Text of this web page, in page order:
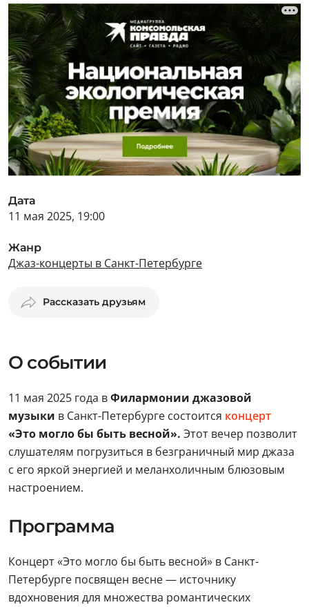
Дата
11 мая 2025, 19:00
Жанр
Джаз-концерты в Санкт-Петербурге
Рассказать друзьям
О событии
11 мая 2025 года вФилармонии джазовой
музыки в Санкт-Петербурге состоится концерт
«Это могло бы быть весной». Этот вечер позволит
слушателям погрузиться в безграничный мир джаза
с его яркой энергией и меланхоличным блюзовым
настроением.
Программа
Концерт «Это могло бы быть весной» в Санкт-
Петербурге посвящен весне — источнику
вдохновения для множества романтических